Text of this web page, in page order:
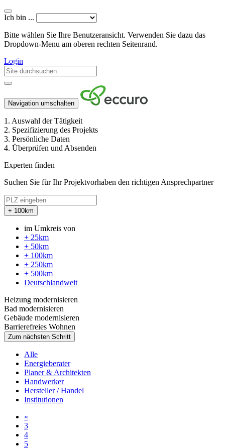
Ich bin ...
Bitte wählen Sie Ihre Benutzeransicht. Verwenden Sie dazu das
Dropdown-Menu am oberen rechten Seitenrand.
Login
Navigation umschalten
1. Auswahl der Tätigkeit
2. Spezifizierung des Projekts
3. Persönliche Daten
4. Überprüfen und Absenden
Experten finden
Suchen Sie für Ihr Projektvorhaben den richtigen Ansprechpartner
+ 100km
im Umkreis von
+ 25km
+ 50km
+ 100km
+ 250km
+ 500km
Deutschlandweit
Heizung modernisieren
Bad modernisieren
Gebäude modernisieren
Barrierefreies Wohnen
Zum nächsten Schritt
Alle
Energieberater
Planer & Architekten
Handwerker
Hersteller / Handel
Institutionen
«
3
4
5